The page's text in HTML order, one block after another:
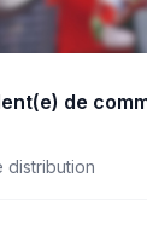
de
distribution